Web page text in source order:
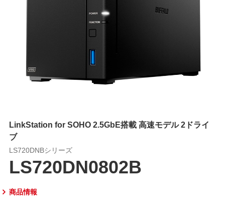
LinkStation for SOHO 2.5GbE搭載 高速モデル 2ドライ
ブ
LS720DNBシリーズ
LS720DN0802B
商品情報